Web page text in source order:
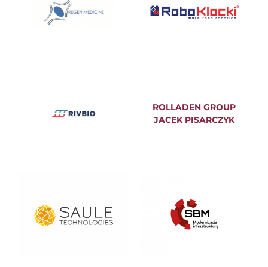
ROLLADEN GROUP
JACEK PISARCZYK